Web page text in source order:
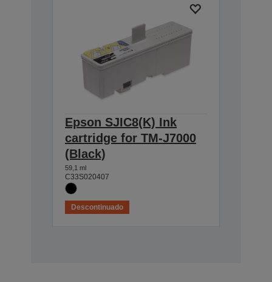
Epson SJIC8(K) Ink
cartridge for TM-J7000
(Black)
59,1 ml
C33S020407
Descontinuado